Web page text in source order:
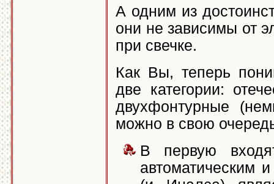
А одним из
они не зависимы от
при свечке.
Как Вы, теперь
две категории:
двухфонтурные
можно в свою
В первую
автоматическим